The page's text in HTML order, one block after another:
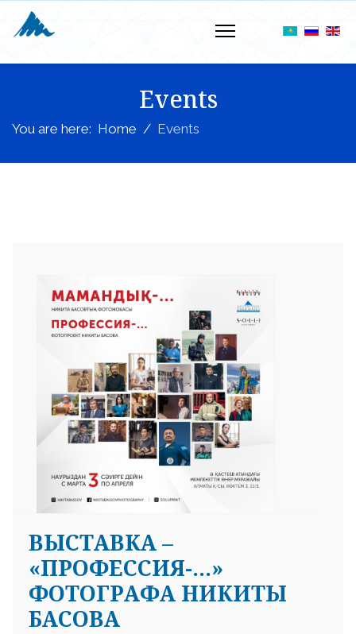
Events
You are here: Home Events
ВЫСТАВКА –
«ПРОФЕССИЯ-…»
ФОТОГРАФА НИКИТЫ
БАСОВА